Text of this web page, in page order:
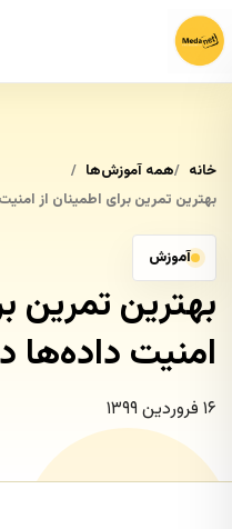
خانه
همه آموزش‌ها
بهترین تمرین برای اطمینان از
آموزش
بهترین تمرین
امنیت داده‌ها
۱۶ فروردین ۱۳۹۹